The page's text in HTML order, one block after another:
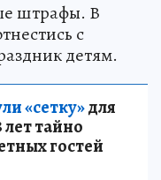
штрафы. В
с
детям.
«сетку»для
тайно
гостей